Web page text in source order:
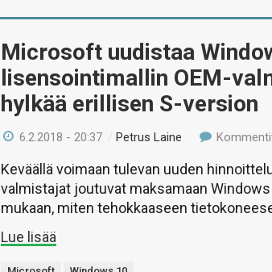
Microsoft uudistaa
lisensointimallin OEM-
hylkää erillisen S-version
6.2.2018 - 20:37 /Petrus Laine
Keväällä voimaan tulevan uuden
valmistajat joutuvat maksamaan
mukaan, miten tehokkaaseen
Lue lisää